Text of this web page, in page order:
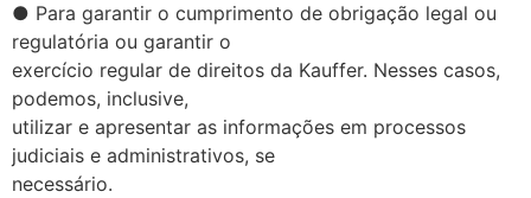
● Para garantir o cumprimento de obrigação legal ou
regulatória ou garantir o
exercício regular de direitos da Kauffer. Nesses casos,
podemos, inclusive,
utilizar e apresentar as informações em processos
judiciais e administrativos, se
necessário.